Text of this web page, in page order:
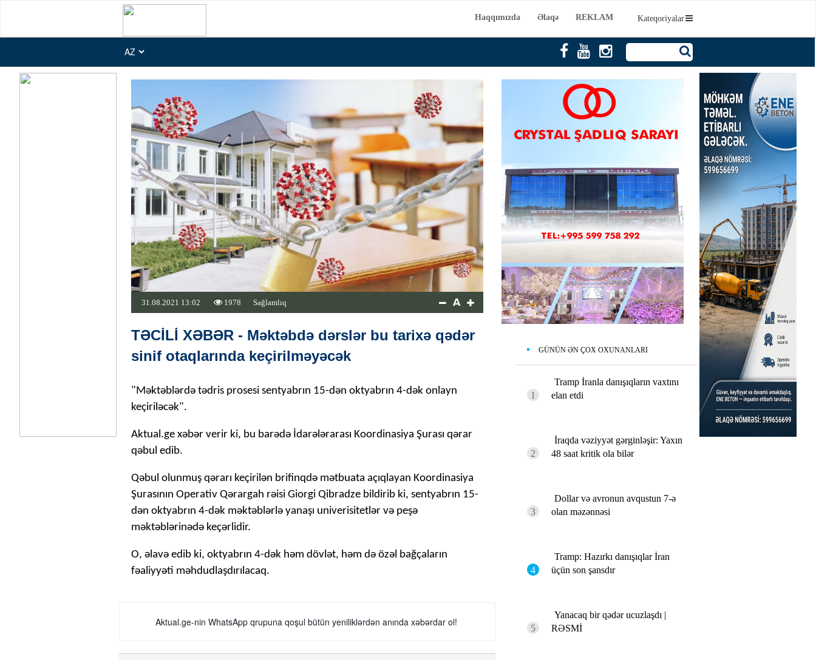
Haqqımızda Əlaqə REKLAM Kateqoriyalar
31.08.2021 13:02 1978 Sağlamlıq A
TƏCİLİ XƏBƏR - Məktəbdə dərslər bu tarixə qədər
sinif otaqlarında keçirilməyəcək
"Məktəblərdə tədris prosesi sentyabrın 15-dən oktyabrın 4-dək onlayn
keçiriləcək".
Aktual.ge xəbər verir ki, bu barədə İdarələrarası Koordinasiya Şurası qərar
qəbul edib.
Qəbul olunmuş qərarı keçirilən brifinqdə mətbuata açıqlayan Koordinasiya
Şurasının Operativ Qərargah rəisi Giorgi Qibradze bildirib ki, sentyabrın 15-
dən oktyabrın 4-dək məktəblərlə yanaşı univerisitetlər və peşə
məktəblərinədə keçərlidir.
O, əlavə edib ki, oktyabrın 4-dək həm dövlət, həm də özəl bağçaların
fəaliyyəti məhdudlaşdırılacaq.
Aktual.ge-nin WhatsApp qrupuna qoşul bütün yeniliklərdən anında xəbərdar ol!
GÜNÜN ƏN ÇOX OXUNANLARI
1
Tramp İranla danışıqların vaxtını
elan etdi
2
İraqda vəziyyət gərginləşir: Yaxın
48 saat kritik ola bilər
3
Dollar və avronun avqustun 7-ə
olan məzənnəsi
4
Tramp: Hazırkı danışıqlar İran
üçün son şansdır
5
Yanacaq bir qədər ucuzlaşdı |
RƏSMİ